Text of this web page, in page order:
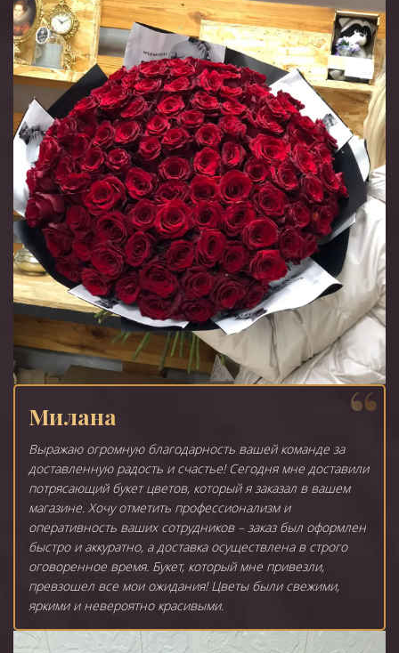
Милана
Выражаю огромную благодарность вашей команде за
доставленную радость и счастье! Сегодня мне доставили
потрясающий букет цветов, который я заказал в вашем
магазине. Хочу отметить профессионализм и
оперативность ваших сотрудников – заказ был оформлен
быстро и аккуратно, а доставка осуществлена в строго
оговоренное время. Букет, который мне привезли,
превзошел все мои ожидания! Цветы были свежими,
яркими и невероятно красивыми.